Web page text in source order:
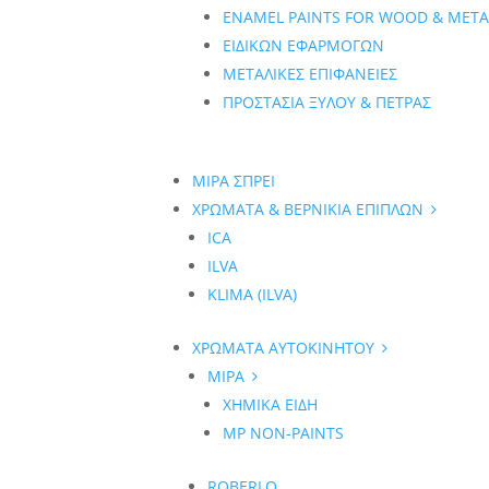
ENAMEL PAINTS FOR WOOD &
ΕΙΔΙΚΩΝ ΕΦΑΡΜΟΓΩΝ
ΜΕΤΑΛΙΚΕΣ ΕΠΙΦΑΝΕΙΕΣ
ΠΡΟΣΤΑΣΙΑ ΞΥΛΟΥ & ΠΕΤΡΑΣ
MIPA ΣΠΡΕΙ
ΧΡΩΜΑΤΑ & ΒΕΡΝΙΚΙΑ ΕΠΙΠΛΩΝ
ICA
ILVA
KLIMA (ILVA)
ΧΡΩΜΑΤΑ ΑΥΤΟΚΙΝΗΤΟΥ
MIPA
ΧΗΜΙΚΑ ΕΙΔΗ
MP NON-PAINTS